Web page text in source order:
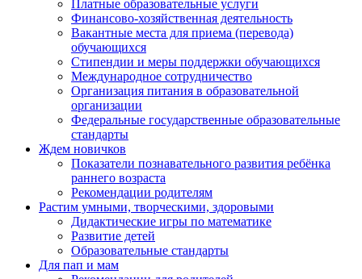
Платные образовательные услуги
Финансово-хозяйственная деятельность
Вакантные места для приема (перевода)
обучающихся
Стипендии и меры поддержки обучающихся
Международное сотрудничество
Организация питания в образовательной
организации
Федеральные государственные образовательные
стандарты
Ждем новичков
Показатели познавательного развития ребёнка
раннего возраста
Рекомендации родителям
Растим умными, творческими, здоровыми
Дидактические игры по математике
Развитие детей
Образовательные стандарты
Для пап и мам